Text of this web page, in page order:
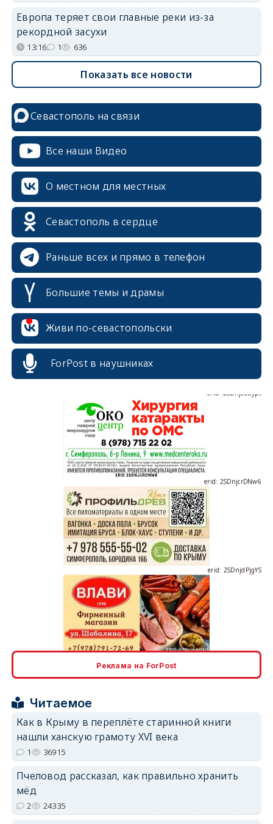
Европа теряет свои главные реки из-за
рекордной засухи
13:16 1 636
Показать все новости
Севастополь на связи
Все наши Видео
О местном для местных
Севастополь в сердце
Раньше всех и прямо в телефон
Большие темы и драмы
Живи по-севастопольски
ForPost в наушниках
erid: 2SDnjdPjgYS
erid: 2SDnjcrDNw6
erid: 2SDnjdPjgYS
erid: 2SDnjdvhGXG
Реклама на ForPost
Читаемое
Как в Крыму в переплёте старинной книги
нашли ханскую грамоту XVI века
1 36915
Пчеловод рассказал, как правильно хранить
мёд
2 24335